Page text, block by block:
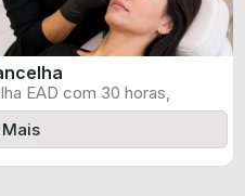
EAD com 30 horas,
...